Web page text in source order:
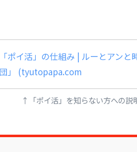
「ポイ活」の仕組み | ルーとアン
団」 (tyutopapa.com
↑「ポイ活」を知らない方への説